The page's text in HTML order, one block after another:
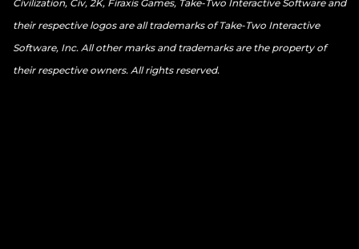
Civilization, Civ, 2K, Firaxis Games, Take-Two Interactive Software and
their respective logos are all trademarks of Take-Two Interactive
Software, Inc. All other marks and trademarks are the property of
their respective owners. All rights reserved.